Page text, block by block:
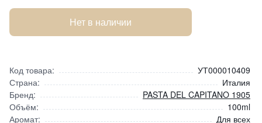
Нет в наличии
Код товара:
УТ000010409
Страна:
Италия
Бренд:
PASTA DEL CAPITANO 1905
Объём:
100ml
Аромат:
Для всех